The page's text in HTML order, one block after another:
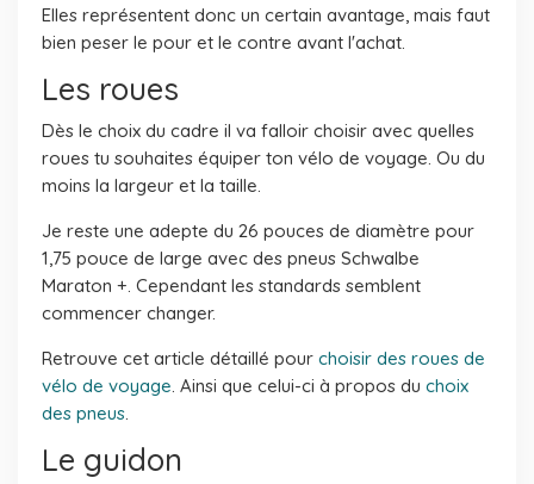
Elles représentent donc un certain avantage, mais faut
bien peser le pour et le contre avant l'achat.
Les roues
Dès le choix du cadre il va falloir choisir avec quelles
roues tu souhaites équiper ton vélo de voyage. Ou du
moins la largeur et la taille.
Je reste une adepte du 26 pouces de diamètre pour
1,75 pouce de large avec des pneus Schwalbe
Maraton +. Cependant les standards semblent
commencer changer.
Retrouve cet article détaillé pour choisir des roues de
vélo de voyage. Ainsi que celui-ci à propos du choix
des pneus.
Le guidon